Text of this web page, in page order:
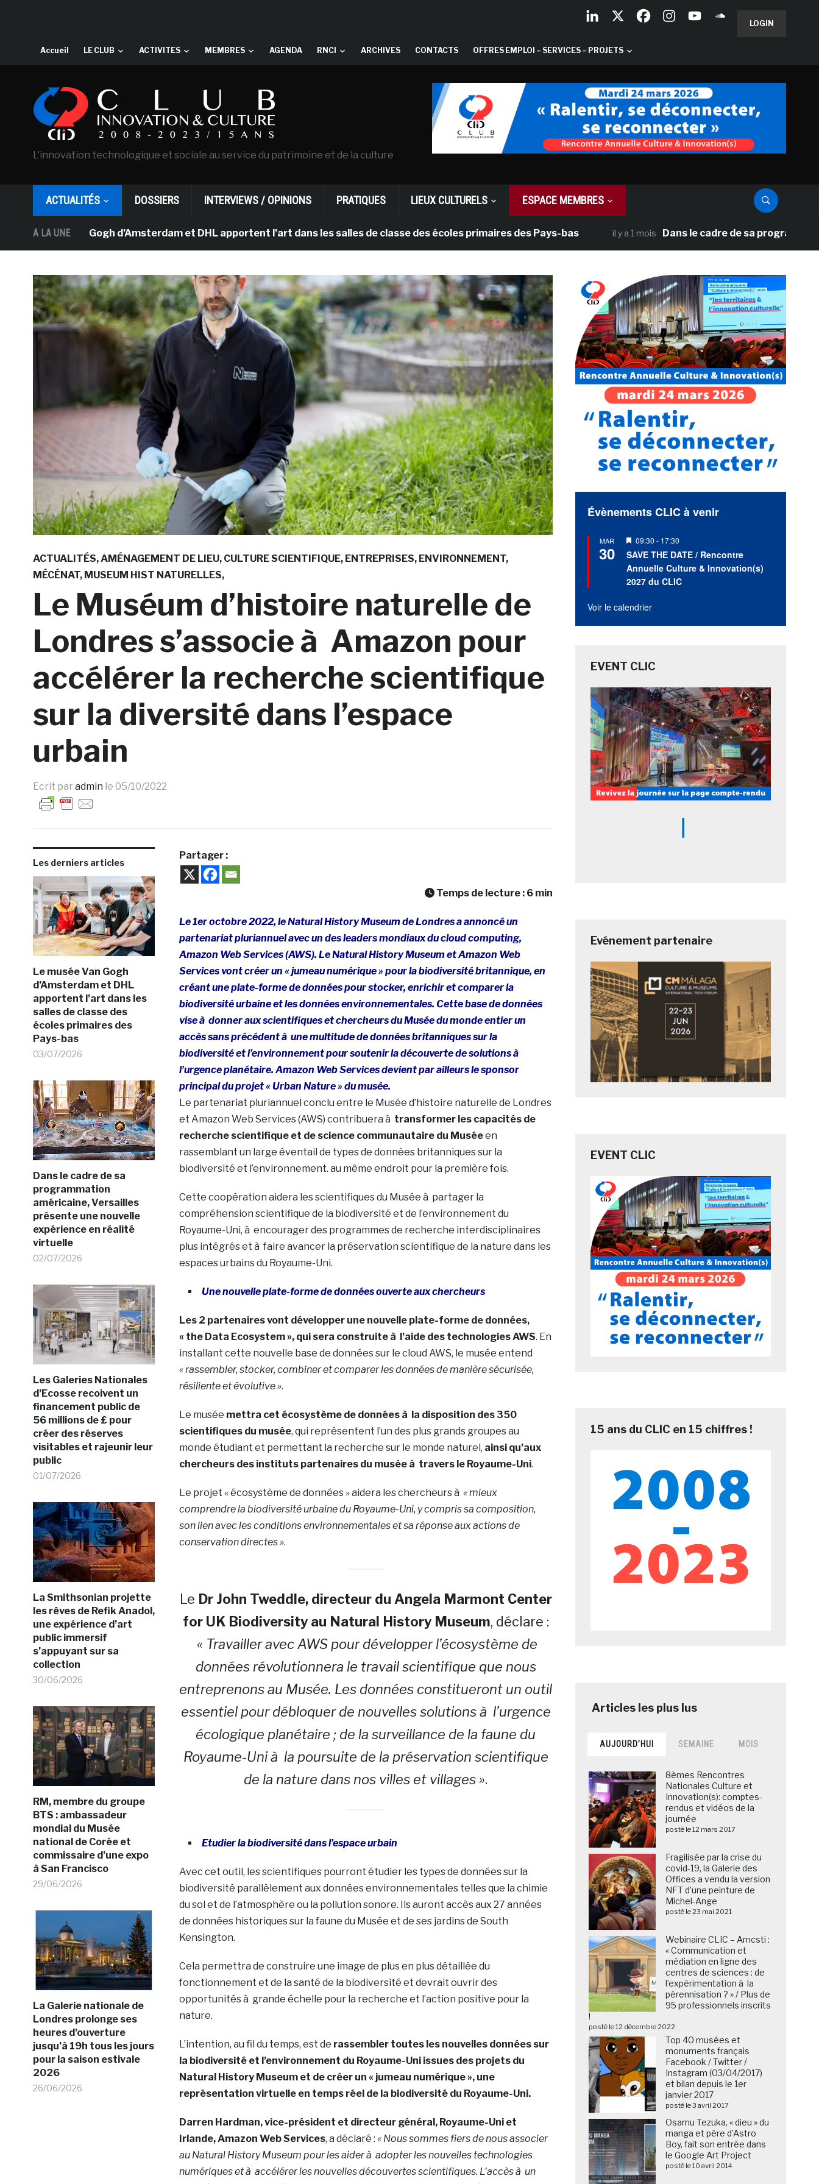
LOGIN
Accueil LE CLUB ACTIVITES MEMBRES AGENDA RNCI ARCHIVES CONTACTS OFFRES EMPLOI – SERVICES – PROJETS
L'innovation technologique et sociale au service du patrimoine et de la culture
ACTUALITÉS DOSSIERS INTERVIEWS / OPINIONS PRATIQUES LIEUX CULTURELS ESPACE MEMBRES
A LA UNE
Van Gogh d’Amsterdam et DHL apportent l’art dans les salles de classe des écoles primaires des Pays-bas il y a 1 mois Dans le cadre de sa programmation
ACTUALITÉS AMÉNAGEMENT DE LIEU CULTURE SCIENTIFIQUE ENTREPRISES ENVIRONNEMENT
MÉCÉNAT MUSEUM HIST NATURELLES
Le Muséum d’histoire naturelle de
Londres s’associe à Amazon pour
accélérer la recherche scientifique
sur la diversité dans l’espace
urbain
Ecrit par admin le 05/10/2022
Les derniers articles
Le musée Van Gogh
d’Amsterdam et DHL
apportent l’art dans les
salles de classe des
écoles primaires des
Pays-bas
03/07/2026
Dans le cadre de sa
programmation
américaine, Versailles
présente une nouvelle
expérience en réalité
virtuelle
02/07/2026
Les Galeries Nationales
d’Ecosse recoivent un
financement public de
56 millions de £ pour
créer des réserves
visitables et rajeunir leur
public
01/07/2026
La Smithsonian projette
les rêves de Refik Anadol,
une expérience d’art
public immersif
s’appuyant sur sa
collection
30/06/2026
RM, membre du groupe
BTS : ambassadeur
mondial du Musée
national de Corée et
commissaire d’une expo
à San Francisco
29/06/2026
La Galerie nationale de
Londres prolonge ses
heures d’ouverture
jusqu’à 19h tous les jours
pour la saison estivale
2026
26/06/2026
Partager :
Temps de lecture : 6 min
Le 1er octobre 2022, le Natural History Museum de Londres a annoncé un
partenariat pluriannuel avec un des leaders mondiaux du cloud computing,
Amazon Web Services (AWS). Le Natural History Museum et Amazon Web
Services vont créer un « jumeau numérique » pour la biodiversité britannique, en
créant une plate-forme de données pour stocker, enrichir et comparer la
biodiversité urbaine et les données environnementales. Cette base de données
vise à donner aux scientifiques et chercheurs du Musée du monde entier un
accès sans précédent à une multitude de données britanniques sur la
biodiversité et l’environnement pour soutenir la découverte de solutions à
l’urgence planétaire. Amazon Web Services devient par ailleurs le sponsor
principal du projet « Urban Nature » du musée.
Le partenariat pluriannuel conclu entre le Musée d’histoire naturelle de Londres
et Amazon Web Services (AWS) contribuera à transformer les capacités de
recherche scientifique et de science communautaire du Muséeen
rassemblant un large éventail de types de données britanniques sur la
biodiversité et l’environnement. au même endroit pour la première fois.
Cette coopération aidera les scientifiques du Musée à partager la
compréhension scientifique de la biodiversité et de l’environnement du
Royaume-Uni, à encourager des programmes de recherche interdisciplinaires
plus intégrés et à faire avancer la préservation scientifique de la nature dans les
espaces urbains du Royaume-Uni.
Une nouvelle plate-forme de données ouverte aux chercheurs
Les 2 partenaires vont développer une nouvelle plate-forme de données,
« the Data Ecosystem », qui sera construite à l’aide des technologies AWS. En
installant cette nouvelle base de données sur le cloud AWS, le musée entend
« rassembler, stocker, combiner et comparer les données de manière sécurisée,
résiliente et évolutive ».
Le musée mettra cet écosystème de données à la disposition des 350
scientifiques du musée, qui représentent l’un des plus grands groupes au
monde étudiant et permettant la recherche sur le monde naturel, ainsi qu’aux
chercheurs des instituts partenaires du musée à travers le Royaume-Uni.
Le projet « écosystème de données » aidera les chercheurs à « mieux
comprendre la biodiversité urbaine du Royaume-Uni, y compris sa composition,
son lien avec les conditions environnementales et sa réponse aux actions de
conservation directes ».
Le Dr John Tweddle, directeur du Angela Marmont Center
for UK Biodiversity au Natural History Museum, déclare :
« Travailler avec AWS pour développer l’écosystème de
données révolutionnera le travail scientifique que nous
entreprenons au Musée. Les données constitueront un outil
essentiel pour débloquer de nouvelles solutions à l’urgence
écologique planétaire ; de la surveillance de la faune du
Royaume-Uni à la poursuite de la préservation scientifique
de la nature dans nos villes et villages ».
Etudier la biodiversité dans l’espace urbain
Avec cet outil, les scientifiques pourront étudier les types de données sur la
biodiversité parallèlement aux données environnementales telles que la chimie
du sol et de l’atmosphère ou la pollution sonore. Ils auront accès aux 27 années
de données historiques sur la faune du Musée et de ses jardins de South
Kensington.
Cela permettra de construire une image de plus en plus détaillée du
fonctionnement et de la santé de la biodiversité et devrait ouvrir des
opportunités à grande échelle pour la recherche et l’action positive pour la
nature.
L’intention, au fil du temps, est de rassembler toutes les nouvelles données sur
la biodiversité et l’environnement du Royaume-Uni issues des projets du
Natural History Museum et de créer un « jumeau numérique », une
représentation virtuelle en temps réel de la biodiversité du Royaume-Uni.
Darren Hardman, vice-président et directeur général, Royaume-Uni et
Irlande, Amazon Web Services, a déclaré : « Nous sommes fiers de nous associer
au Natural History Museum pour les aider à adopter les nouvelles technologies
numériques et à accélérer les nouvelles découvertes scientifiques. L’accès à un
Évènements CLIC à venir
MAR
30
Mis
en
avant
09:30 - 17:30
SAVE THE DATE / Rencontre
Annuelle Culture & Innovation(s)
2027 du CLIC
Voir le calendrier
EVENT CLIC
Evénement partenaire
EVENT CLIC
15 ans du CLIC en 15 chiffres !
AUJOURD’HUI SEMAINE MOIS
8èmes Rencontres
Nationales Culture et
Innovation(s): comptes-
rendus et vidéos de la
journée
posté le 12 mars 2017
Fragilisée par la crise du
covid-19, la Galerie des
Offices a vendu la version
NFT d’une peinture de
Michel-Ange
posté le 23 mai 2021
Webinaire CLIC – Amcsti :
« Communication et
médiation en ligne des
centres de sciences : de
l’expérimentation à la
pérennisation ? » / Plus de
95 professionnels inscrits
!
posté le 12 décembre 2022
Top 40 musées et
monuments français
Facebook / Twitter /
Instagram (03/04/2017)
et bilan depuis le 1er
janvier 2017
posté le 3 avril 2017
Osamu Tezuka, « dieu » du
manga et père d’Astro
Boy, fait son entrée dans
le Google Art Project
posté le 10 avril 2014